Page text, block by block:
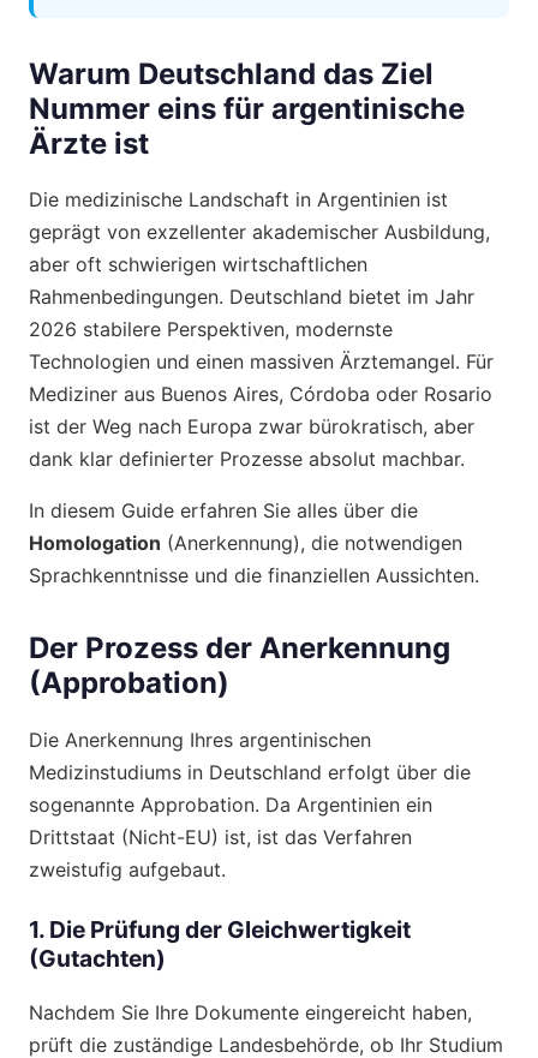
Warum Deutschland das Ziel
Nummer eins für argentinische
Ärzte ist
Die medizinische Landschaft in Argentinien ist
geprägt von exzellenter akademischer Ausbildung,
aber oft schwierigen wirtschaftlichen
Rahmenbedingungen. Deutschland bietet im Jahr
2026 stabilere Perspektiven, modernste
Technologien und einen massiven Ärztemangel. Für
Mediziner aus Buenos Aires, Córdoba oder Rosario
ist der Weg nach Europa zwar bürokratisch, aber
dank klar definierter Prozesse absolut machbar.
In diesem Guide erfahren Sie alles über die
Homologation (Anerkennung), die notwendigen
Sprachkenntnisse und die finanziellen Aussichten.
Der Prozess der Anerkennung
(Approbation)
Die Anerkennung Ihres argentinischen
Medizinstudiums in Deutschland erfolgt über die
sogenannte Approbation. Da Argentinien ein
Drittstaat (Nicht-EU) ist, ist das Verfahren
zweistufig aufgebaut.
1. Die Prüfung der Gleichwertigkeit
(Gutachten)
Nachdem Sie Ihre Dokumente eingereicht haben,
prüft die zuständige Landesbehörde, ob Ihr Studium